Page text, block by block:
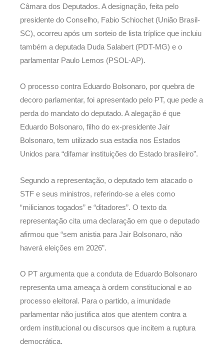
Câmara dos Deputados. A designação, feita pelo
presidente do Conselho, Fabio Schiochet (União Brasil-
SC), ocorreu após um sorteio de lista tríplice que incluiu
também a deputada Duda Salabert (PDT-MG) e o
parlamentar Paulo Lemos (PSOL-AP).
O processo contra Eduardo Bolsonaro, por quebra de
decoro parlamentar, foi apresentado pelo PT, que pede a
perda do mandato do deputado. A alegação é que
Eduardo Bolsonaro, filho do ex-presidente Jair
Bolsonaro, tem utilizado sua estadia nos Estados
Unidos para “difamar instituições do Estado brasileiro”.
Segundo a representação, o deputado tem atacado o
STF e seus ministros, referindo-se a eles como
“milicianos togados” e “ditadores”. O texto da
representação cita uma declaração em que o deputado
afirmou que “sem anistia para Jair Bolsonaro, não
haverá eleições em 2026”.
O PT argumenta que a conduta de Eduardo Bolsonaro
representa uma ameaça à ordem constitucional e ao
processo eleitoral. Para o partido, a imunidade
parlamentar não justifica atos que atentem contra a
ordem institucional ou discursos que incitem a ruptura
democrática.